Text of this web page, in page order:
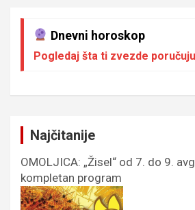
Dnevni horoskop
Pogledaj šta ti zvezde
Najčitanije
OMOLJICA: „Žisel“ od 7. do 9.
kompletan program